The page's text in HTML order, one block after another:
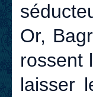
Or,
rossent
laisser